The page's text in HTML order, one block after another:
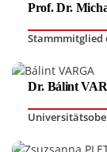
Prof. Dr.
Stammmitglied
Dr. Bálint